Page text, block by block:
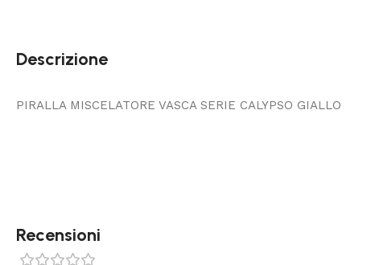
Descrizione
PIRALLA MISCELATORE VASCA SERIE CALYPSO GIALLO
Recensioni